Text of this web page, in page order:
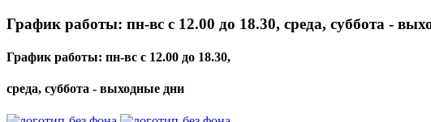
График работы: пн-вс с 12.00 до 18.30, среда, суббота -
График работы: пн-вс с 12.00 до 18.30,
среда, суббота - выходные дни